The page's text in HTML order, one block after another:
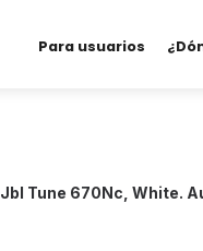
Para usuarios
Jbl Tune 670Nc, White.